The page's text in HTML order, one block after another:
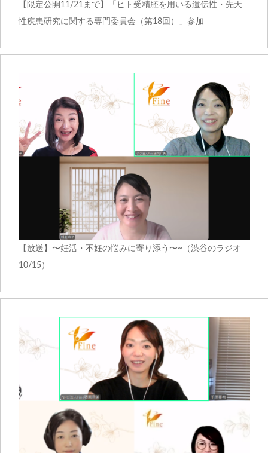
【限定公開11/21まで】「ヒト受精胚を用いる遺伝性・先天
性疾患研究に関する専門委員会（第18回）」参加
【放送】〜妊活・不妊の悩みに寄り添う〜~（渋谷のラジオ
10/15）